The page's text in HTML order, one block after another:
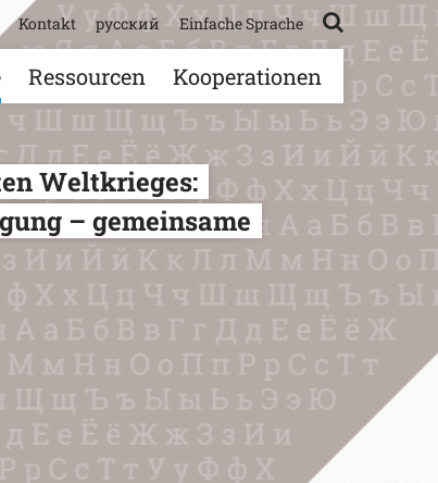
Ressourcen Kooperationen
Kontakt русский Einfache Sprache
Weltkrieges:
– gemeinsame